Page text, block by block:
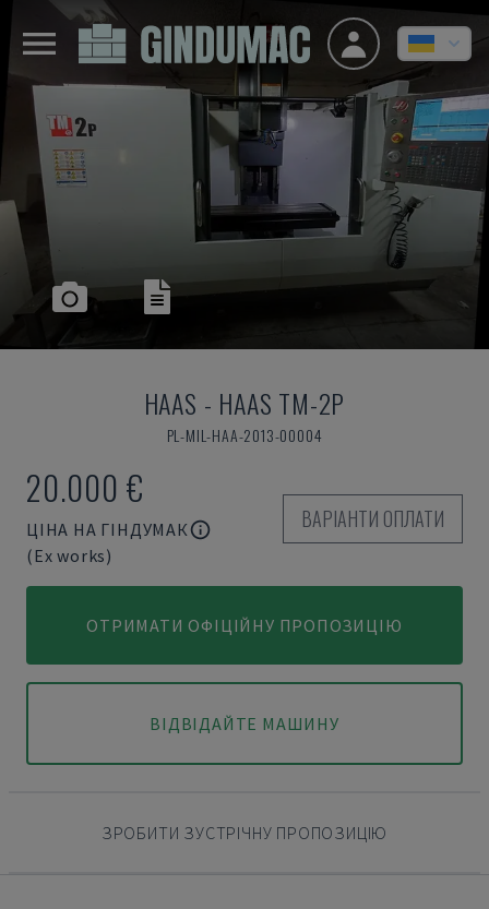
HAAS - HAAS TM-2P
PL-MIL-HAA-2013-00004
20.000 €
ЦІНА НА ГІНДУМАК
(Ex works)
ВАРІАНТИ ОПЛАТИ
ОТРИМАТИ ОФІЦІЙНУ ПРОПОЗИЦІЮ
ВІДВІДАЙТЕ МАШИНУ
ЗРОБИТИ ЗУСТРІЧНУ ПРОПОЗИЦІЮ